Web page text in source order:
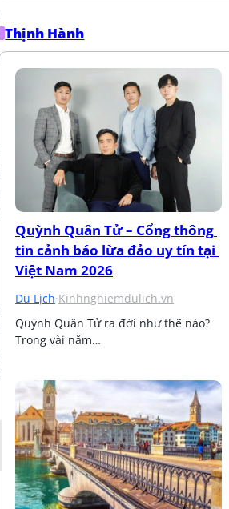
Thịnh Hành
Quỳnh Quân Tử – Cổng thông
tin cảnh báo lừa đảo uy tín tại
Việt Nam 2026
Du Lịch·Kinhnghiemdulich.vn
Quỳnh Quân Tử ra đời như thế nào?
Trong vài năm…